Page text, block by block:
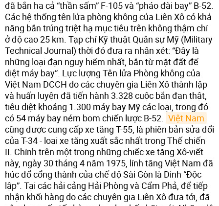
đã bắn hạ cả “thần sấm” F-105 và “pháo đài bay” B-52.
Các hệ thống tên lửa phòng không của Liên Xô có khả
năng bắn trúng triệt hạ mục tiêu trên không thậm chí
ở độ cao 25 km. Tạp chí Kỹ thuật Quân sự Mỹ (Military
Technical Journal) thời đó đưa ra nhận xét: “Đây là
những loại đạn nguy hiểm nhất, bắn từ mặt đất để
diệt máy bay”. Lực lượng Tên lửa Phòng không của
Việt Nam DCCH do các chuyên gia Liên Xô thành lập
và huấn luyện đã tiến hành 3.328 cuộc bắn đạn thật,
tiêu diệt khoảng 1.300 máy bay Mỹ các loại, trong đó
có 54 máy bay ném bom chiến lược B-52.
Việt Nam
cũng được cung cấp xe tăng T-55, là phiên bản sửa đổi
của T-34 - loại xe tăng xuất sắc nhất trong Thế chiến
II. Chính trên một trong những chiếc xe tăng Xô-viết
này, ngày 30 tháng 4 năm 1975, lính tăng Việt Nam đã
húc đổ cổng thành của chế độ Sài Gòn là Dinh “Độc
lập”. Tại các hải cảng Hải Phòng và Cẩm Phả, để tiếp
nhận khối hàng do các chuyên gia Liên Xô đưa tới, đã